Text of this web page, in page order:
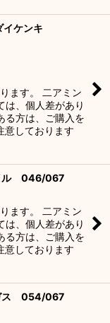
イケンキ
ます。 二アミン
は、個人差があり
る方は、ご購入を
意しております
イル 046/067
ます。 二アミン
は、個人差があり
る方は、ご購入を
意しております
ガス 054/067